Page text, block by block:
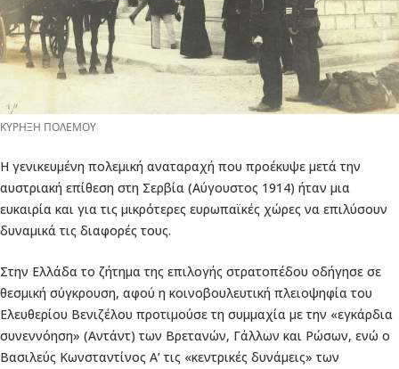
ΚΥΡΗΞΗ ΠΟΛΕΜΟΥ
Η γενικευμένη πολεμική αναταραχή που προέκυψε μετά την
αυστριακή επίθεση στη Σερβία (Αύγουστος 1914) ήταν μια
ευκαιρία και για τις μικρότερες ευρωπαϊκές χώρες να επιλύσουν
δυναμικά τις διαφορές τους.
Στην Ελλάδα το ζήτημα της επιλογής στρατοπέδου οδήγησε σε
θεσμική σύγκρουση, αφού η κοινοβουλευτική πλειοψηφία του
Ελευθερίου Βενιζέλου προτιμούσε τη συμμαχία με την «εγκάρδια
συνεννόηση» (Αντάντ) των Βρετανών, Γάλλων και Ρώσων, ενώ ο
Βασιλεύς Κωνσταντίνος Α’ τις «κεντρικές δυνάμεις» των